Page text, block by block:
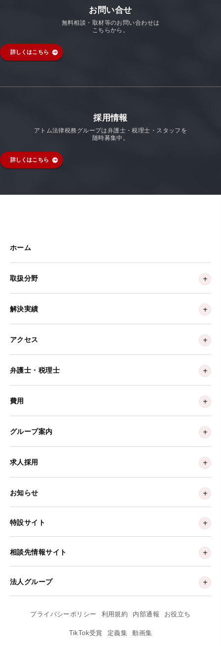
お問い合せ
無料相談・取材等のお問い合わせは
こちらから。
詳しくはこちら
採用情報
アトム法律税務グループは弁護士・税理士・スタッフを
随時募集中。
詳しくはこちら
ホーム
取扱分野
解決実績
アクセス
弁護士・税理士
費用
グループ案内
求人採用
お知らせ
特設サイト
相談先情報サイト
法人グループ
プライバシーポリシー 利用規約 内部通報 お役立ち
TikTok受賞 定義集 動画集